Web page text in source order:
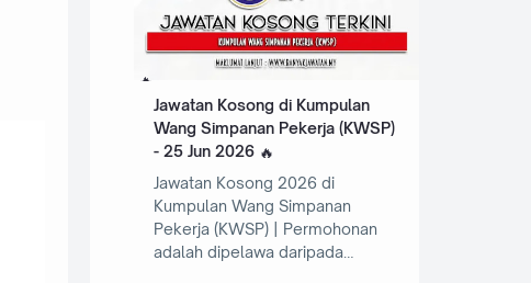
Jawatan Kosong di Kumpulan
Wang Simpanan Pekerja (KWSP)
- 25 Jun 2026
Jawatan Kosong 2026 di
Kumpulan Wang Simpanan
Pekerja (KWSP) | Permohonan
adalah dipelawa daripada…